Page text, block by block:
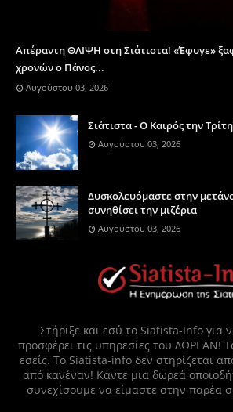
Απέραντη ΘΛΙΨΗ στη Σιάτιστα! «Έφυγε»
χρονών ο Πάνος...
Αυγούστου 03, 2026
Σιάτιστα - Ο Καιρός την
Αυγούστου 03, 2026
Δυσκολευόμαστε στην
συνηθίσει την μιζέρια
Αυγούστου 03, 2026
Στήριξε και εσύ το Siatista-Info για
προσφέρει τις υπηρεσίες του ΔΩΡΕΑΝ!
εσείς. Το Siatista-info δεν στηρίζεται
από κανέναν! Κάντε μια δωρεά
συνεχίσουμε να είμαστε στην παρέα